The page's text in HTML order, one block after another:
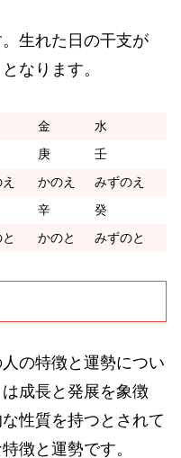
生れた日の干支が
なります。
金
水
庚
壬
かのえ
みずのえ
辛
癸
かのと みずのと
の特徴と運勢につい
成長と発展を象徴
性質を持つとされて
徴と運勢です。